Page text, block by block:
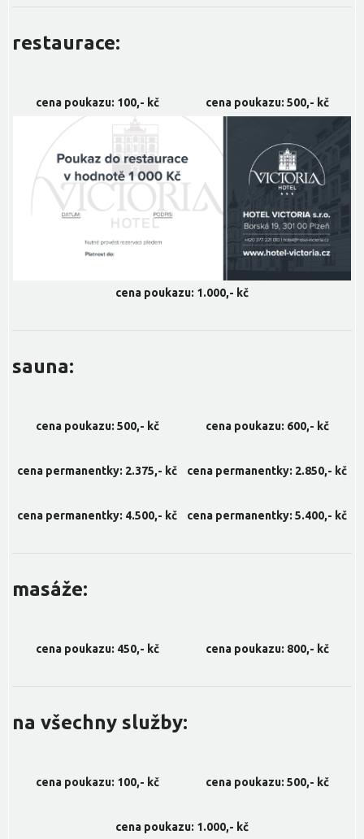
restaurace:
cena poukazu: 100,- kč cena poukazu: 500,- kč
cena poukazu: 1.000,- kč
sauna:
cena poukazu: 500,- kč cena poukazu: 600,- kč
cena permanentky: 2.375,- kč cena permanentky: 2.850,- kč
cena permanentky: 4.500,- kč cena permanentky: 5.400,- kč
masáže:
cena poukazu: 450,- kč cena poukazu: 800,- kč
na všechny služby:
cena poukazu: 100,- kč cena poukazu: 500,- kč
cena poukazu: 1.000,- kč